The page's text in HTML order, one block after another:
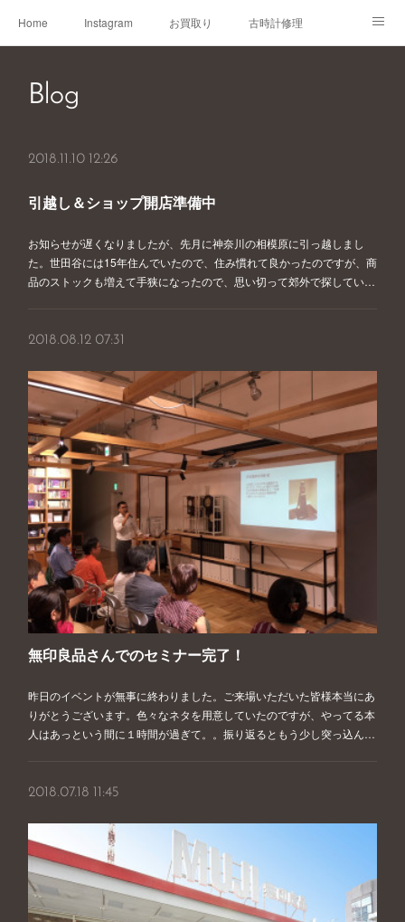
Home Instagram お買取り 古時計修理
Blog
2018.11.10 12:26
引越し＆ショップ開店準備中
お知らせが遅くなりましたが、先月に神奈川の相模原に引っ越しまし
た。世田谷には15年住んでいたので、住み慣れて良かったのですが、商
品のストックも増えて手狭になったので、思い切って郊外で探してい…
2018.08.12 07:31
無印良品さんでのセミナー完了！
昨日のイベントが無事に終わりました。ご来場いただいた皆様本当にあ
りがとうございます。色々なネタを用意していたのですが、やってる本
人はあっという間に１時間が過ぎて。。振り返るともう少し突っ込ん…
2018.07.18 11:45